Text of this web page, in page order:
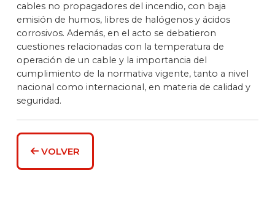
cables no propagadores del incendio, con baja
emisión de humos, libres de halógenos y ácidos
corrosivos. Además, en el acto se debatieron
cuestiones relacionadas con la temperatura de
operación de un cable y la importancia del
cumplimiento de la normativa vigente, tanto a nivel
nacional como internacional, en materia de calidad y
seguridad.
VOLVER